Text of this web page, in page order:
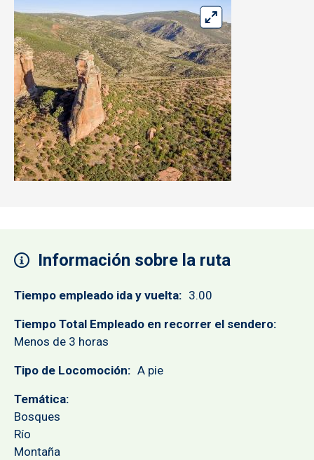
Información sobre la ruta
Tiempo empleado ida y vuelta 3.00
Tiempo Total Empleado en recorrer el sendero
Menos de 3 horas
Tipo de Locomoción A pie
Temática
Bosques
Río
Montaña